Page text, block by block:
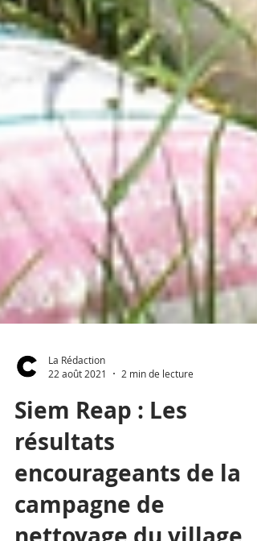
La Rédaction
22 août 2021
2 min de lecture
Siem Reap : Les
résultats
encourageants de la